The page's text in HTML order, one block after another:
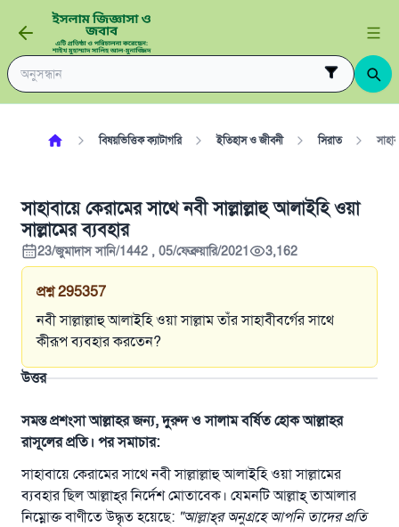
বিষয়ভিত্তিক ক্যাটাগরি ইতিহাস ও জীবনী সিরাত
সাহাবায়ে কেরামের সাথে নবী সাল্লাল্লাহু আলাইহি ওয়া
সাল্লামের ব্যবহার
23/জুমাদাস সানি/1442 , 05/ফেব্রুয়ারি/2021 3,162
প্রশ্ন 295357
নবী সাল্লাল্লাহু আলাইহি ওয়া সাল্লাম তাঁর সাহাবীবর্গের সাথে
কীরূপ ব্যবহার করতেন?
উত্তর
সমস্ত প্রশংসা আল্লাহর জন্য, দুরুদ ও সালাম বর্ষিত হোক আল্লাহর
রাসূলের প্রতি। পর সমাচার:
সাহাবায়ে কেরামের সাথে নবী সাল্লাল্লাহু আলাইহি ওয়া সাল্লামের
ব্যবহার ছিল আল্লাহ্‌র নির্দেশ মোতাবেক। যেমনটি আল্লাহ্‌ তাআলার
নিম্নোক্ত বাণীতে উদ্ধৃত হয়েছে: "আল্লাহ্র অনুগ্রহে আপনি তাদের প্রতি